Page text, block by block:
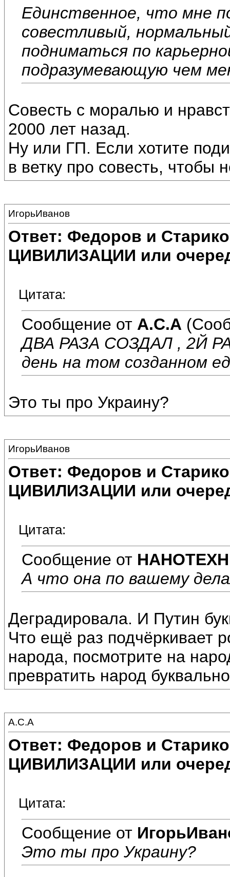
Единственное, что мне
совестливый,
подниматься по
подразумевающую чем
Совесть с моралью и
2000 лет назад.
Ну или ГП. Если хотите
в ветку про совесть, чтобы
ИгорьИванов
Ответ: Федоров и
ЦИВИЛИЗАЦИИ или
Цитата:
Сообщение от А.С.А
ДВА РАЗА СОЗДАЛ , 2Й
день на том созданном
Это ты про Украину?
ИгорьИванов
Ответ: Федоров и
ЦИВИЛИЗАЦИИ или
Цитата:
Сообщение от
А что она по вашему
Деградировала. И Путин
Что ещё раз подчёркивает
народа, посмотрите на
превратить народ
А.С.А
Ответ: Федоров и
ЦИВИЛИЗАЦИИ или
Цитата:
Сообщение от
Это ты про Украину?